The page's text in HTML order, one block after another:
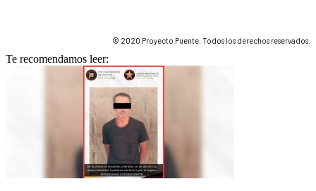
© 2020 Proyecto Puente. Todos los derechos reservados.
Te recomendamos leer: